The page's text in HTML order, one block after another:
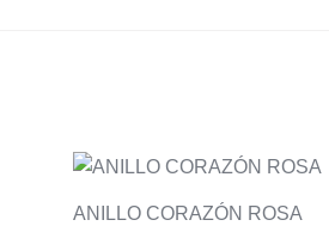
ANILLO CORAZÓN ROSA